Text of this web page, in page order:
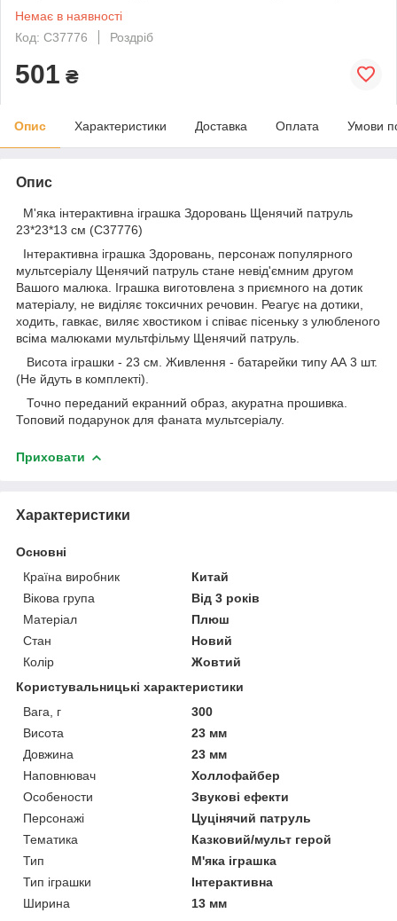
Немає в наявності
Код: C37776
Роздріб
501 ₴
Опис Характеристики Доставка Оплата Умови
Опис
М'яка інтерактивна іграшка Здоровань Щенячий патруль
23*23*13 см (C37776)
Інтерактивна іграшка Здоровань, персонаж популярного
мультсеріалу Щенячий патруль стане невід'ємним другом
Вашого малюка. Іграшка виготовлена ​​з приємного на дотик
матеріалу, не виділяє токсичних речовин. Реагує на дотики,
ходить, гавкає, виляє хвостиком і співає пісеньку з улюбленого
всіма малюками мультфільму Щенячий патруль.
Висота іграшки - 23 см. Живлення - батарейки типу АА 3 шт.
(Не йдуть в комплекті).
Точно переданий екранний образ, акуратна прошивка.
Топовий подарунок для фаната мультсеріалу.
Приховати
Характеристики
Основні
Країна виробник
Китай
Вікова група
Від 3 років
Матеріал
Плюш
Стан
Новий
Колір
Жовтий
Користувальницькі характеристики
Вага, г
300
Висота
23 мм
Довжина
23 мм
Наповнювач
Холлофайбер
Особености
Звукові ефекти
Персонажі
Цуцінячий патруль
Тематика
Казковий/мульт герой
Тип
М'яка іграшка
Тип іграшки
Інтерактивна
Ширина
13 мм